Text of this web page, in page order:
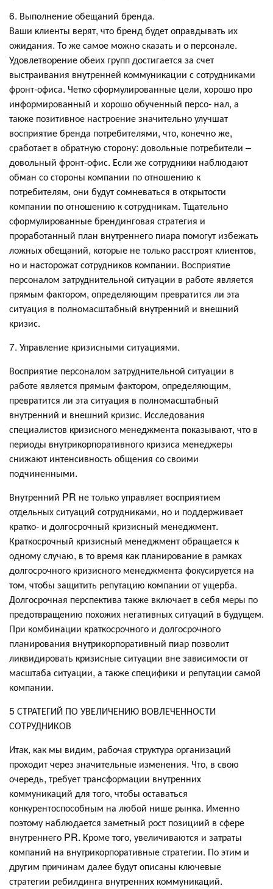
6. Выполнение обещаний бренда.
Ваши клиенты верят, что бренд будет оправдывать их
ожидания. То же самое можно сказать и о персонале.
Удовлетворение обеих групп достигается за счет
выстраивания внутренней коммуникации с сотрудниками
фронт-офиса. Четко сформулированные цели, хорошо про
информированный и хорошо обученный персо- нал, а
также позитивное настроение значительно улучшат
восприятие бренда потребителями, что, конечно же,
сработает в обратную сторону: довольные потребители –
довольный фронт-офис. Если же сотрудники наблюдают
обман со стороны компании по отношению к
потребителям, они будут сомневаться в открытости
компании по отношению к сотрудникам. Тщательно
сформулированные брендинговая стратегия и
проработанный план внутреннего пиара помогут избежать
ложных обещаний, которые не только расстроят клиентов,
но и насторожат сотрудников компании. Восприятие
персоналом затруднительной ситуации в работе является
прямым фактором, определяющим превратится ли эта
ситуация в полномасштабный внутренний и внешний
кризис.
7. Управление кризисными ситуациями.
Восприятие персоналом затруднительной ситуации в
работе является прямым фактором, определяющим,
превратится ли эта ситуация в полномасштабный
внутренний и внешний кризис. Исследования
специалистов кризисного менеджмента показывают, что в
периоды внутрикорпоративного кризиса менеджеры
снижают интенсивность общения со своими
подчиненными.
Внутренний PR не только управляет восприятием
отдельных ситуаций сотрудниками, но и поддерживает
кратко- и долгосрочный кризисный менеджмент.
Краткосрочный кризисный менеджмент обращается к
одному случаю, в то время как планирование в рамках
долгосрочного кризисного менеджмента фокусируется на
том, чтобы защитить репутацию компании от ущерба.
Долгосрочная перспектива также включает в себя меры по
предотвращению похожих негативных ситуаций в будущем.
При комбинации краткосрочного и долгосрочного
планирования внутрикорпоративный пиар позволит
ликвидировать кризисные ситуации вне зависимости от
масштаба ситуации, а также специфики и репутации самой
компании.
5 СТРАТЕГИЙ ПО УВЕЛИЧЕНИЮ ВОВЛЕЧЕННОСТИ
СОТРУДНИКОВ
Итак, как мы видим, рабочая структура организаций
проходит через значительные изменения. Что, в свою
очередь, требует трансформации внутренних
коммуникаций для того, чтобы оставаться
конкурентоспособным на любой нише рынка. Именно
поэтому наблюдается заметный рост позициий в сфере
внутреннего PR. Кроме того, увеличиваются и затраты
компаний на внутрикорпоративные стратегии. По этим и
другим причинам далее будут описаны ключевые
стратегии ребилдинга внутренних коммуникаций.